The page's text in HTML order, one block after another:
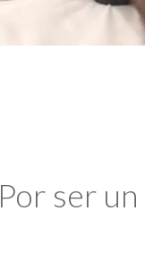
Por ser